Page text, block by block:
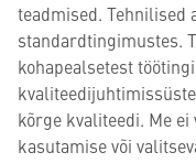
teadmised. Tehnilised
standardtingimustes.
kohapealsetest
kõrge kvaliteedi. Me ei
kasutamise või